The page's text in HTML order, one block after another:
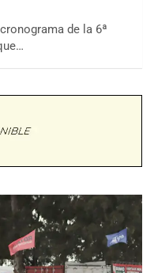
de la 6ª